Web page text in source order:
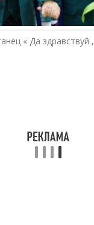
« Да здравствуй